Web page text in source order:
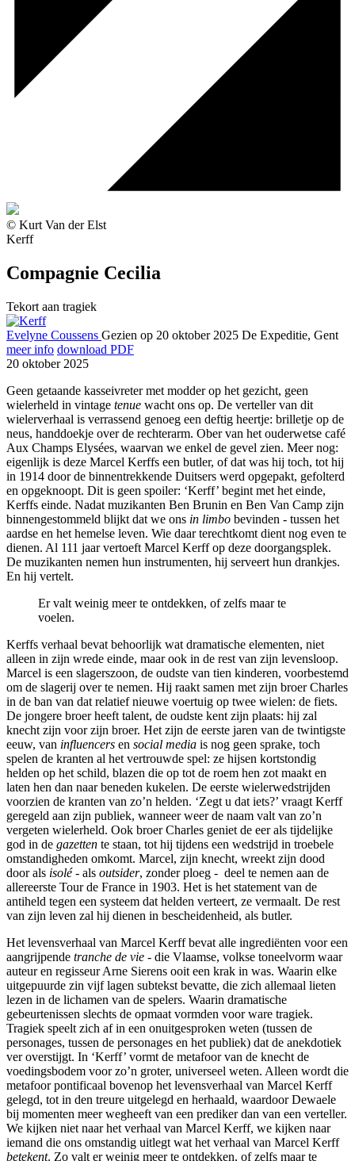
© Kurt Van der Elst
Kerff
Compagnie Cecilia
Tekort aan tragiek
Evelyne Coussens Gezien op 20 oktober 2025 De Expeditie, Gent
meer info download PDF
20 oktober 2025
Geen getaande kasseivreter met modder op het gezicht, geen
wielerheld in vintage tenue wacht ons op. De verteller van dit
wielerverhaal is verrassend genoeg een deftig heertje: brilletje op de
neus, handdoekje over de rechterarm. Ober van het ouderwetse café
Aux Champs Elysées, waarvan we enkel de gevel zien. Meer nog:
eigenlijk is deze Marcel Kerffs een butler, of dat was hij toch, tot hij
in 1914 door de binnentrekkende Duitsers werd opgepakt, gefolterd
en opgeknoopt. Dit is geen spoiler: ‘Kerff’ begint met het einde,
Kerffs einde. Nadat muzikanten Ben Brunin en Ben Van Camp zijn
binnengestommeld blijkt dat we ons in limbo bevinden - tussen het
aardse en het hemelse leven. Wie daar terechtkomt dient nog even te
dienen. Al 111 jaar vertoeft Marcel Kerff op deze doorgangsplek.
De muzikanten nemen hun instrumenten, hij serveert hun drankjes.
En hij vertelt.
Er valt weinig meer te ontdekken, of zelfs maar te
voelen.
Kerffs verhaal bevat behoorlijk wat dramatische elementen, niet
alleen in zijn wrede einde, maar ook in de rest van zijn levensloop.
Marcel is een slagerszoon, de oudste van tien kinderen, voorbestemd
om de slagerij over te nemen. Hij raakt samen met zijn broer Charles
in de ban van dat relatief nieuwe voertuig op twee wielen: de fiets.
De jongere broer heeft talent, de oudste kent zijn plaats: hij zal
knecht zijn voor zijn broer. Het zijn de eerste jaren van de twintigste
eeuw, van influencers en social media is nog geen sprake, toch
spelen de kranten al het vertrouwde spel: ze hijsen kortstondig
helden op het schild, blazen die op tot de roem hen zot maakt en
laten hen dan naar beneden kukelen. De eerste wielerwedstrijden
voorzien de kranten van zo’n helden. ‘Zegt u dat iets?’ vraagt Kerff
geregeld aan zijn publiek, wanneer weer de naam valt van zo’n
vergeten wielerheld. Ook broer Charles geniet de eer als tijdelijke
god in de gazetten te staan, tot hij tijdens een wedstrijd in troebele
omstandigheden omkomt. Marcel, zijn knecht, wreekt zijn dood
door als isolé- als outsider, zonder ploeg - deel te nemen aan de
allereerste Tour de France in 1903. Het is het statement van de
antiheld tegen een systeem dat helden verteert, ze vermaalt. De rest
van zijn leven zal hij dienen in bescheidenheid, als butler.
Het levensverhaal van Marcel Kerff bevat alle ingrediënten voor een
aangrijpende tranche de vie - die Vlaamse, volkse toneelvorm waar
auteur en regisseur Arne Sierens ooit een krak in was. Waarin elke
uitgepuurde zin vijf lagen subtekst bevatte, die zich allemaal lieten
lezen in de lichamen van de spelers. Waarin dramatische
gebeurtenissen slechts de opmaat vormden voor ware tragiek.
Tragiek speelt zich af in een onuitgesproken weten (tussen de
personages, tussen de personages en het publiek) dat de anekdotiek
ver overstijgt. In ‘Kerff’ vormt de metafoor van de knecht de
voedingsbodem voor zo’n groter, universeel weten. Alleen wordt die
metafoor pontificaal bovenop het levensverhaal van Marcel Kerff
gelegd, tot in den treure uitgelegd en herhaald, waardoor Dewaele
bij momenten meer wegheeft van een prediker dan van een verteller.
We kijken niet naar het verhaal van Marcel Kerff, we kijken naar
iemand die ons omstandig uitlegt wat het verhaal van Marcel Kerff
betekent. Zo valt er weinig meer te ontdekken, of zelfs maar te